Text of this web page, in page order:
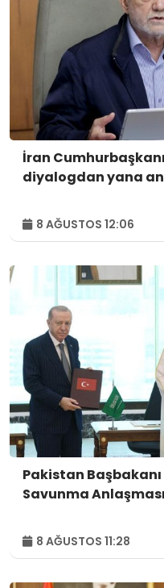
İran
diyalogdan yana
8 AĞUSTOS 12:06
Pakistan
Savunma
8 AĞUSTOS 11:28